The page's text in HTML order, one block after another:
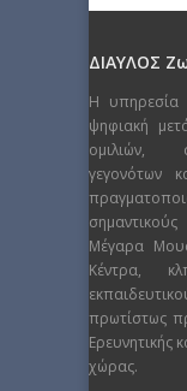
ΔΙΑΥΛΟΣ
Η υπηρεσία
ψηφιακή
ομιλιών,
γεγονότων
Μέγαρα
Κέντρα,
πρωτίστως
Ερευνητικής
χώρας.